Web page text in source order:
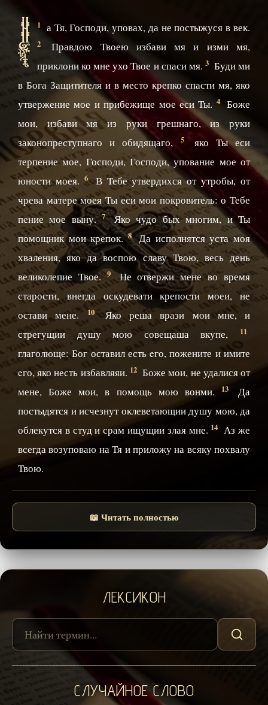
1
Н а Тя, Господи, уповах, да не постыжуся в век.
2
Правдою Твоею избави мя и изми мя,
приклони ко мне ухо Твое и спаси мя. 3 Буди ми
в Бога Защитителя и в место крепко спасти мя, яко
утвержение мое и прибежище мое еси Ты. 4
Боже
мои, избави мя из руки грешнаго, из руки
законопреступнаго и обидящаго, 5 яко Ты еси
терпение мое, Господи, Господи, упование мое от
юности моея. 6 В Тебе утвердихся от утробы, от
чрева матере моея Ты еси мои покровитель: о Тебе
пение мое выну.7 Яко чудо бых многим, и Ты
помощник мои крепок.8 Да исполнятся уста моя
хваления, яко да воспою славу Твою, весь день
великолепие Твое.9 Не отвержи мене во время
старости, внегда оскудевати крепости моеи, не
остави мене. 10 Яко реша врази мои мне, и
стрегущии душу мою совещаша вкупе,
11
глаголюще: Бог оставил есть eго, пожените и имите
eго, яко несть избавляяи. 12 Боже мои, не удалися от
мене, Боже мои, в помощь мою вонми.
13
Да
постыдятся и исчезнут оклеветающии душу мою, да
облекутся в студ и срам ищущии злая мне. 14 Аз же
всегда возуповаю на Тя и приложу на всяку похвалу
Твою.
📖 Читать полностью
ЛЕКСИКОН
СЛУЧАЙНОЕ СЛОВО